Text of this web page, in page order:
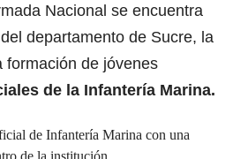
Nacional se encuentra
departamento de Sucre, la
formación de jóvenes
de la Infantería Marina.
de Infantería Marina con una
de la institución.